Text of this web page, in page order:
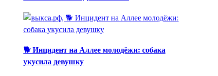
🐕 Инцидент на Аллее молодёжи: собака
укусила девушку